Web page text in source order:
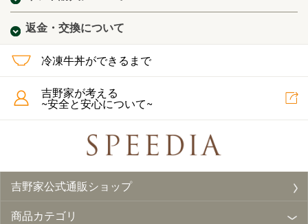
返金・交換について
冷凍牛丼ができるまで
吉野家が考える
~安全と安心について~
吉野家公式通販ショップ
商品カテゴリ